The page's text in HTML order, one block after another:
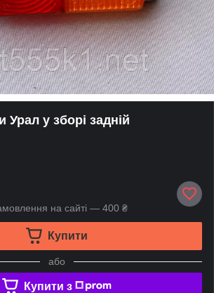
Урал у зборі задній
на сайті — 400 ₴
Купити
або
Купити з